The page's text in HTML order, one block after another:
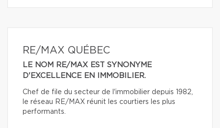
RE/MAX QUÉBEC
LE NOM RE/MAX EST SYNONYME
D'EXCELLENCE EN IMMOBILIER.
Chef de file du secteur de l'immobilier depuis 1982,
le réseau RE/MAX réunit les courtiers les plus
performants.